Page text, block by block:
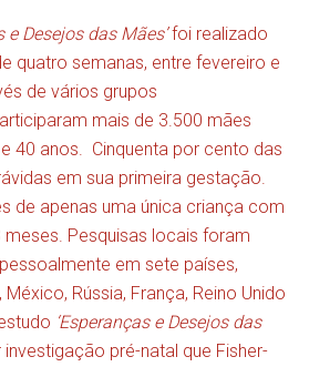
e Desejos das Mães’foi realizado
quatro semanas, entre fevereiro e
de vários grupos
mais de 3.500 mães
40 anos. Cinquenta por cento das
em sua primeira gestação.
de apenas uma única criança com
Pesquisas locais foram
em sete países,
México, Rússia, França, Reino Unido
‘Esperanças e Desejos das
pré-natal que Fisher-